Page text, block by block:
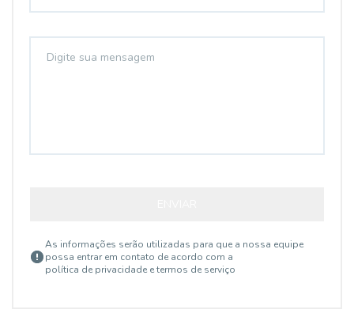
As informações serão utilizadas para que a nossa equipe
possa entrar em contato de acordo com a
política de privacidade e termos de serviço